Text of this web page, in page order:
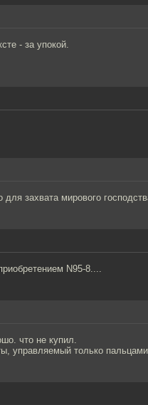
- за упокой.
захвата мирового
N95-8....
что не купил.
управляемый только